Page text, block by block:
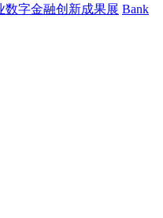
数字金融创新成果展 Bank